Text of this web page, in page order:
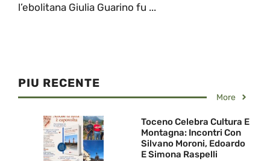
l’ebolitana Giulia Guarino fu ...
PIU RECENTE
More
Toceno Celebra Cultura E
Montagna: Incontri Con
Silvano Moroni, Edoardo
E Simona Raspelli